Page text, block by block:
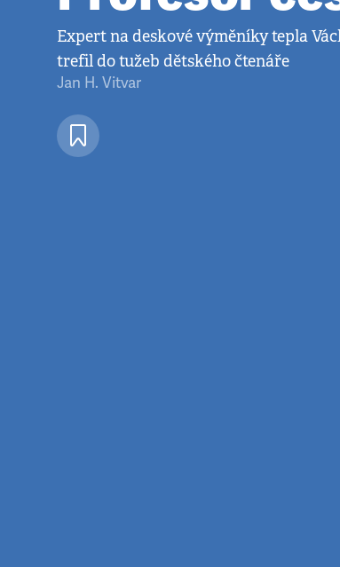
Expert na deskové výměníky tepla
trefil do tužeb dětského čtenáře
Jan H. Vitvar